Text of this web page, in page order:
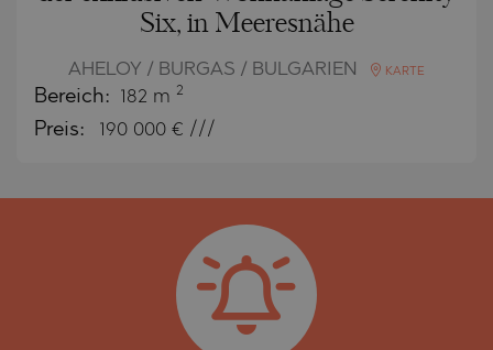
Six, in Meeresnähe
AHELOY / BURGAS / BULGARIEN KARTE
Bereich: 182 m 2
Preis: 190 000 € ///